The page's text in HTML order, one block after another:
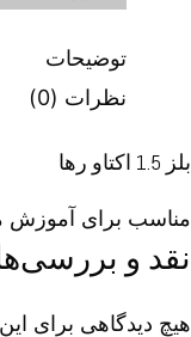
توضیحات
نظرات (0)
بلز 1.5 اکتاو رها
مناسب برای آموزش
نقد و
هیچ دیدگاهی برای